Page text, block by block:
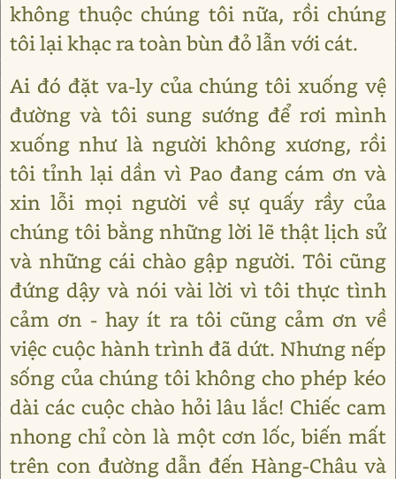
không thuộc chúng tôi nữa, rồi chúng
tôi lại khạc ra toàn bùn đỏ lẫn với cát.
Ai đó đặt va-ly của chúng tôi xuống vệ
đường và tôi sung sướng để rơi mình
xuống như là người không xương, rồi
tôi tỉnh lại dần vì Pao đang cám ơn và
xin lỗi mọi người về sự quấy rầy của
chúng tôi bằng những lời lẽ thật lịch sử
và những cái chào gập người. Tôi cũng
đứng dậy và nói vài lời vì tôi thực tình
cảm ơn - hay ít ra tôi cũng cảm ơn về
việc cuộc hành trình đã dứt. Nhưng nếp
sống của chúng tôi không cho phép kéo
dài các cuộc chào hỏi lâu lắc! Chiếc cam
nhong chỉ còn là một cơn lốc, biến mất
trên con đường dẫn đến Hàng-Châu và